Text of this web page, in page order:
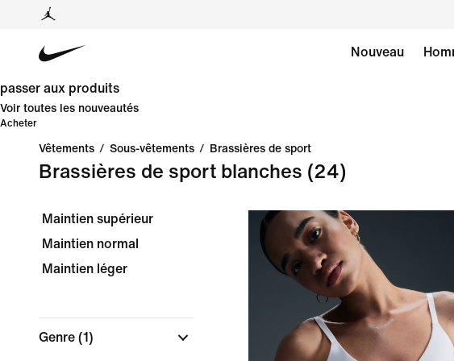
Nouveau
passer aux produits
Voir toutes les nouveautés
Acheter
Vêtements / Sous-vêtements / Brassières de sport
Brassières de sport blanches (24)
Maintien supérieur
Maintien normal
Maintien léger
Genre (1)